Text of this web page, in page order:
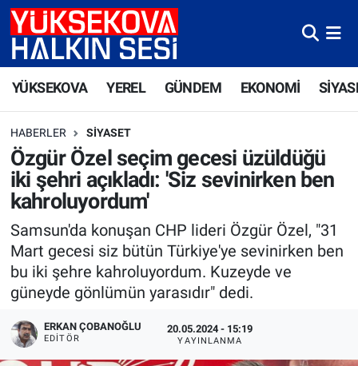
YÜKSEKOVA YEREL GÜNDEM EKONOMİ
HABERLER SIYASET
Özgür Özel seçim gecesi üzüldüğü
iki şehri açıkladı: 'Siz sevinirken ben
kahroluyordum'
Samsun'da konuşan CHP lideri Özgür Özel, "31
Mart gecesi siz bütün Türkiye'ye sevinirken ben
bu iki şehre kahroluyordum. Kuzeyde ve
güneyde gönlümün yarasıdır" dedi.
ERKAN ÇOBANOĞLU
EDITÖR
20.05.2024 - 15:19
YAYINLANMA
Yüksekova Nöbetçi Eczaneler
Yüksekova Trafik Yoğunluk Haritası
Süper Lig Puan Durumu ve Fikstür
Tüm Manşetler
Son Dakika Haberleri
Haber Arşivi